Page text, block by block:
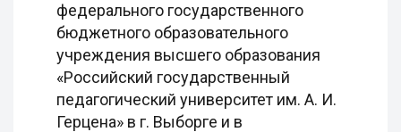
федерального государственного
бюджетного образовательного
учреждения высшего образования
«Российский государственный
педагогический университет им. А. И.
Герцена» в г. Выборге и в